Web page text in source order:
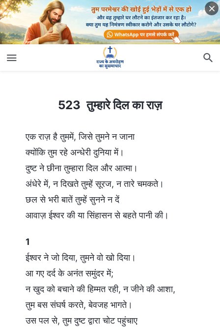
523 तुम्हारे दिल का राज़
एक राज़ है तुममें, जिसे तुमने न जाना
क्योंकि तुम रहे अन्धेरी दुनिया में।
दुष्ट ने छीना तुम्हारा दिल और आत्मा।
अंधेरे में, न दिखते तुम्हें सूरज, न तारे चमकते।
छल से भरी बातें तुम्हें सुनने न दें
आवाज़ ईश्वर की या सिंहासन से बहते पानी की।
1
ईश्वर ने जो दिया, तुमने वो खो दिया।
आ गए दर्द के अनंत समुंदर में;
न खुद को बचाने की हिम्मत रही, न जीने की आशा,
तुम बस संघर्ष करते, बेवजह भागते।
उस पल से, तुम दुष्ट द्वारा चोट पहुंचाए